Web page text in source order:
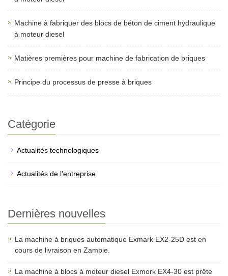
Machine à fabriquer des blocs de béton de ciment hydraulique
à moteur diesel
Matières premières pour machine de fabrication de briques
Principe du processus de presse à briques
Catégorie
Actualités technologiques
Actualités de l'entreprise
Dernières nouvelles
La machine à briques automatique Exmark EX2-25D est en
cours de livraison en Zambie.
La machine à blocs à moteur diesel Exmork EX4-30 est prête